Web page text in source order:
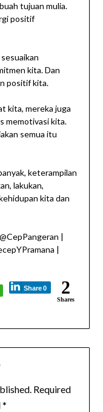
tujuan mulia.
positif
kita. Dan
positif kita.
kita, mereka juga
memotivasi kita.
semua itu
keterampilan
lakukan,
kita dan
|
|
Share 0 2
Shares
Required
*